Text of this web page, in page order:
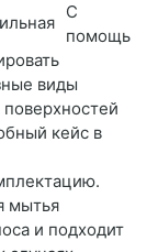
С
помощь
виды
кейс в
мытья
и подходит